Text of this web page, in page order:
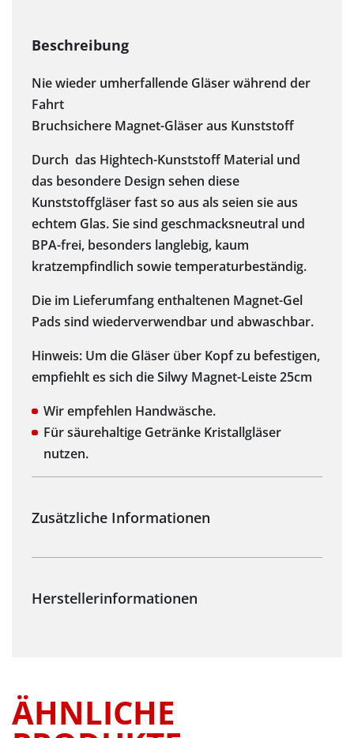
Nie wieder umherfallende Gläser während der
Fahrt
Bruchsichere Magnet-Gläser aus Kunststoff
Durch das Hightech-Kunststoff Material und
das besondere Design sehen diese
Kunststoffgläser fast so aus als seien sie aus
echtem Glas. Sie sind geschmacksneutral und
BPA-frei, besonders langlebig, kaum
kratzempfindlich sowie temperaturbeständig.
Die im Lieferumfang enthaltenen Magnet-Gel
Pads sind wiederverwendbar und abwaschbar.
Hinweis: Um die Gläser über Kopf zu befestigen,
empfiehlt es sich die Silwy Magnet-Leiste 25cm
Wir empfehlen Handwäsche.
Für säurehaltige Getränke Kristallgläser
nutzen.
ÄHNLICHE